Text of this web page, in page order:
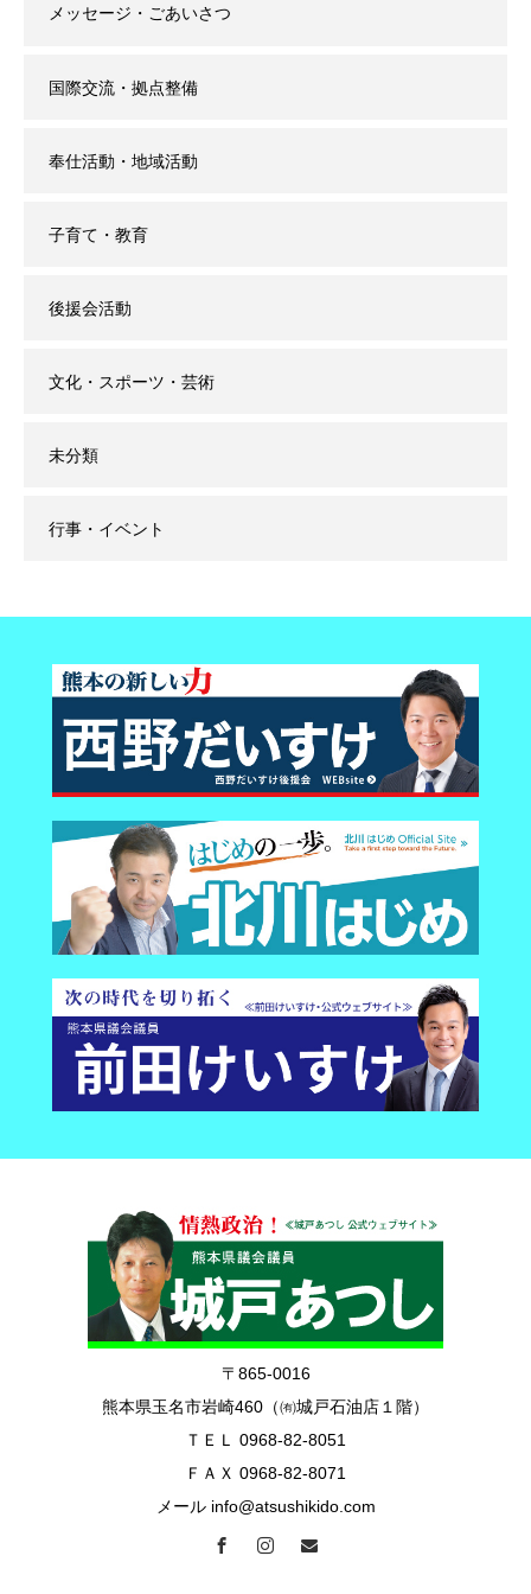
メッセージ・ごあいさつ
国際交流・拠点整備
奉仕活動・地域活動
子育て・教育
後援会活動
文化・スポーツ・芸術
未分類
行事・イベント
〒865-0016
熊本県玉名市岩崎460（㈲城戸石油店１階）
ＴＥＬ 0968-82-8051
ＦＡＸ 0968-82-8071
メール info@atsushikido.com